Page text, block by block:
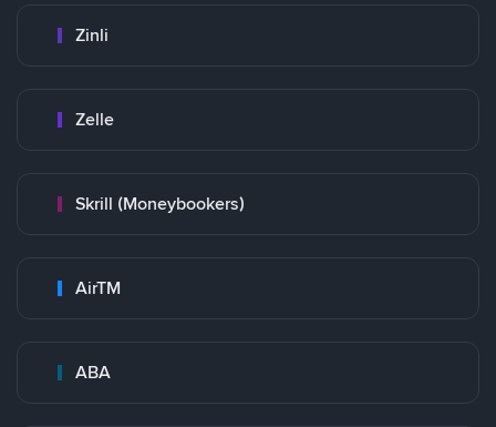
Zinli
Zelle
Skrill (Moneybookers)
AirTM
ABA